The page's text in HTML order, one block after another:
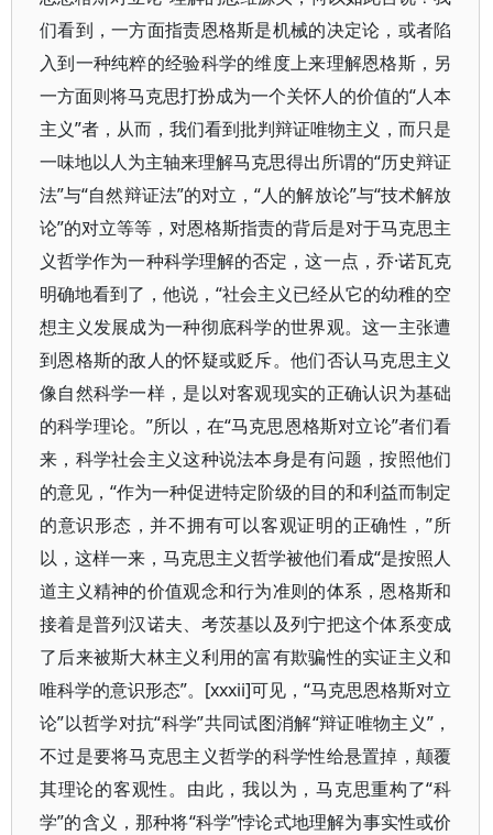
们看到，一方面指责恩格斯是机械的决定论，或者陷
入到一种纯粹的经验科学的维度上来理解恩格斯，另
一方面则将马克思打扮成为一个关怀人的价值的“人本
主义”者，从而，我们看到批判辩证唯物主义，而只是
一味地以人为主轴来理解马克思得出所谓的“历史辩证
法”与“自然辩证法”的对立，“人的解放论”与“技术解放
论”的对立等等，对恩格斯指责的背后是对于马克思主
义哲学作为一种科学理解的否定，这一点，乔·诺瓦克
明确地看到了，他说，“社会主义已经从它的幼稚的空
想主义发展成为一种彻底科学的世界观。这一主张遭
到恩格斯的敌人的怀疑或贬斥。他们否认马克思主义
像自然科学一样，是以对客观现实的正确认识为基础
的科学理论。”所以，在“马克思恩格斯对立论”者们看
来，科学社会主义这种说法本身是有问题，按照他们
的意见，“作为一种促进特定阶级的目的和利益而制定
的意识形态，并不拥有可以客观证明的正确性，”所
以，这样一来，马克思主义哲学被他们看成“是按照人
道主义精神的价值观念和行为准则的体系，恩格斯和
接着是普列汉诺夫、考茨基以及列宁把这个体系变成
了后来被斯大林主义利用的富有欺骗性的实证主义和
唯科学的意识形态”。[xxxii]可见，“马克思恩格斯对立
论”以哲学对抗“科学”共同试图消解“辩证唯物主义”，
不过是要将马克思主义哲学的科学性给悬置掉，颠覆
其理论的客观性。由此，我以为，马克思重构了“科
学”的含义，那种将“科学”悖论式地理解为事实性或价